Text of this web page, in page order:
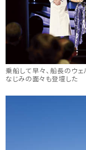
乗船して早々、船長のウ
なじみの面々も登壇した